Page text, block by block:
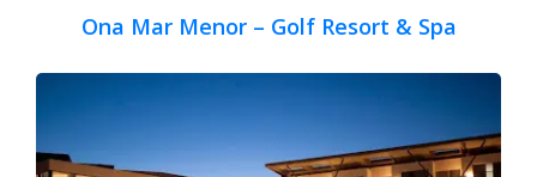
Ona Mar Menor – Golf Resort & Spa